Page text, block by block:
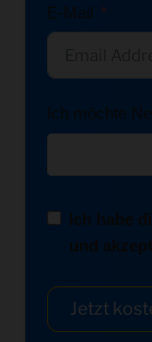
E-Mail
Ich möchte
Ich habe
und
Jetzt